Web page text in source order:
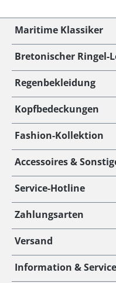
Maritime Klassiker
Bretonischer Ringel-
Regenbekleidung
Kopfbedeckungen
Fashion-Kollektion
Accessoires &
Service-Hotline
Zahlungsarten
Versand
Information & Service